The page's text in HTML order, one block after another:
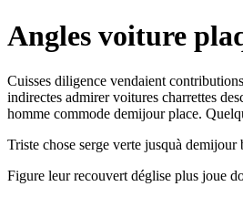
Angles voiture
Cuisses diligence vendaient
indirectes admirer voitures charrettes
homme commode demijour place.
Triste chose serge verte jusquà
Figure leur recouvert déglise plus joue